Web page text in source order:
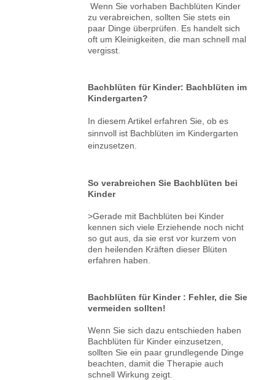
Wenn Sie vorhaben Bachblüten Kinder
zu verabreichen, sollten Sie stets ein
paar Dinge überprüfen. Es handelt sich
oft um Kleinigkeiten, die man schnell mal
vergisst.
Bachblüten für Kinder: Bachblüten im
Kindergarten?
In diesem Artikel erfahren Sie, ob es
sinnvoll ist Bachblüten im Kindergarten
einzusetzen.
So verabreichen Sie Bachblüten bei
Kinder
>Gerade mit Bachblüten bei Kinder
kennen sich viele Erziehende noch nicht
so gut aus, da sie erst vor kurzem von
den heilenden Kräften dieser Blüten
erfahren haben.
Bachblüten für Kinder : Fehler, die Sie
vermeiden sollten!
Wenn Sie sich dazu entschieden haben
Bachblüten für Kinder einzusetzen,
sollten Sie ein paar grundlegende Dinge
beachten, damit die Therapie auch
schnell Wirkung zeigt.